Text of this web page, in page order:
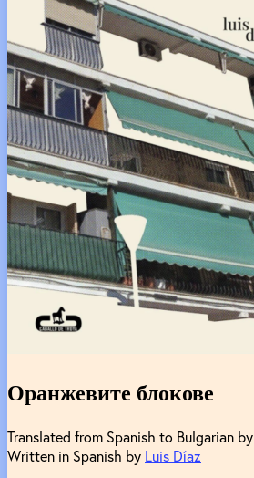
Оранжевите блокове
Translated from Spanish to Bulgarian by
Written in Spanish by Luis Díaz